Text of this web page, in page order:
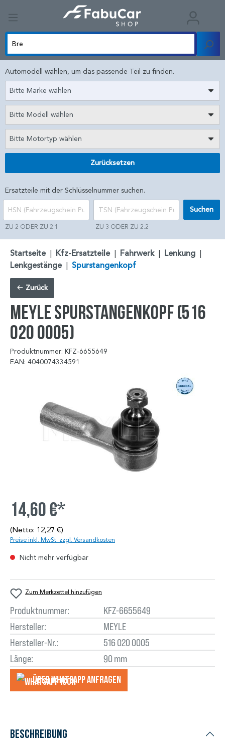
Automodell wählen, um das passende Teil zu finden.
Bitte Marke wählen
Bitte Modell wählen
Bitte Motortyp wählen
Zurücksetzen
Ersatzteile mit der Schlüsselnummer suchen.
ZU 2 ODER ZU 2.1 ZU 3 ODER ZU 2.2
Suchen
Startseite | Kfz-Ersatzteile | Fahrwerk | Lenkung |
Lenkgestänge | Spurstangenkopf
Zurück
MEYLE Spurstangenkopf (516
020 0005)
Produktnummer: KFZ-6655649
EAN: 4040074334591
14,60 €*
(Netto: 12,27 €)
Preise inkl. MwSt. zzgl. Versandkosten
Nicht mehr verfügbar
Zum Merkzettel hinzufügen
Produktnummer:
KFZ-6655649
Hersteller:
MEYLE
Hersteller-Nr.:
516 020 0005
Länge:
90 mm
Über WhatsApp anfragеn
Beschreibung